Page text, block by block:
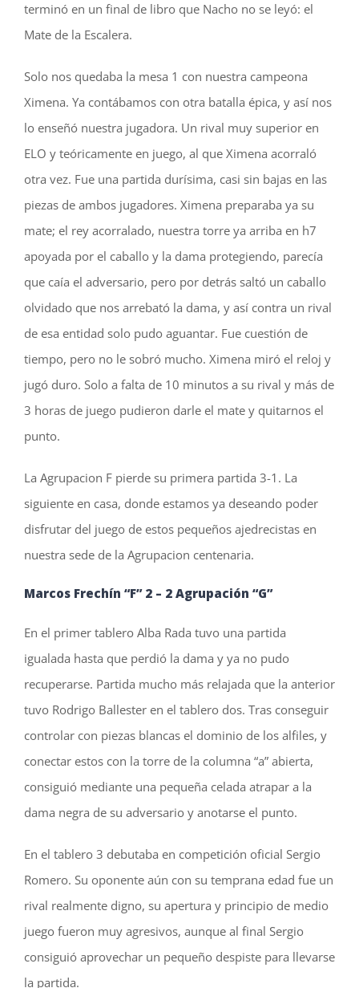
terminó en un final de libro que Nacho no se leyó: el
Mate de la Escalera.
Solo nos quedaba la mesa 1 con nuestra campeona
Ximena. Ya contábamos con otra batalla épica, y así nos
lo enseñó nuestra jugadora. Un rival muy superior en
ELO y teóricamente en juego, al que Ximena acorraló
otra vez. Fue una partida durísima, casi sin bajas en las
piezas de ambos jugadores. Ximena preparaba ya su
mate; el rey acorralado, nuestra torre ya arriba en h7
apoyada por el caballo y la dama protegiendo, parecía
que caía el adversario, pero por detrás saltó un caballo
olvidado que nos arrebató la dama, y así contra un rival
de esa entidad solo pudo aguantar. Fue cuestión de
tiempo, pero no le sobró mucho. Ximena miró el reloj y
jugó duro. Solo a falta de 10 minutos a su rival y más de
3 horas de juego pudieron darle el mate y quitarnos el
punto.
La Agrupacion F pierde su primera partida 3-1. La
siguiente en casa, donde estamos ya deseando poder
disfrutar del juego de estos pequeños ajedrecistas en
nuestra sede de la Agrupacion centenaria.
Marcos Frechín “F” 2 – 2 Agrupación “G”
En el primer tablero Alba Rada tuvo una partida
igualada hasta que perdió la dama y ya no pudo
recuperarse. Partida mucho más relajada que la anterior
tuvo Rodrigo Ballester en el tablero dos. Tras conseguir
controlar con piezas blancas el dominio de los alfiles, y
conectar estos con la torre de la columna “a” abierta,
consiguió mediante una pequeña celada atrapar a la
dama negra de su adversario y anotarse el punto.
En el tablero 3 debutaba en competición oficial Sergio
Romero. Su oponente aún con su temprana edad fue un
rival realmente digno, su apertura y principio de medio
juego fueron muy agresivos, aunque al final Sergio
consiguió aprovechar un pequeño despiste para llevarse
la partida.